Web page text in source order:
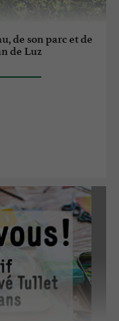
de son parc et de
de Luz